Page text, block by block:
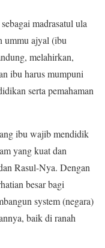
madrasatul ula
ummu ajyal (ibu
melahirkan,
ibu harus mumpuni
serta pemahaman
ibu wajib mendidik
yang kuat dan
Rasul-Nya. Dengan
besar bagi
system (negara)
baik di ranah